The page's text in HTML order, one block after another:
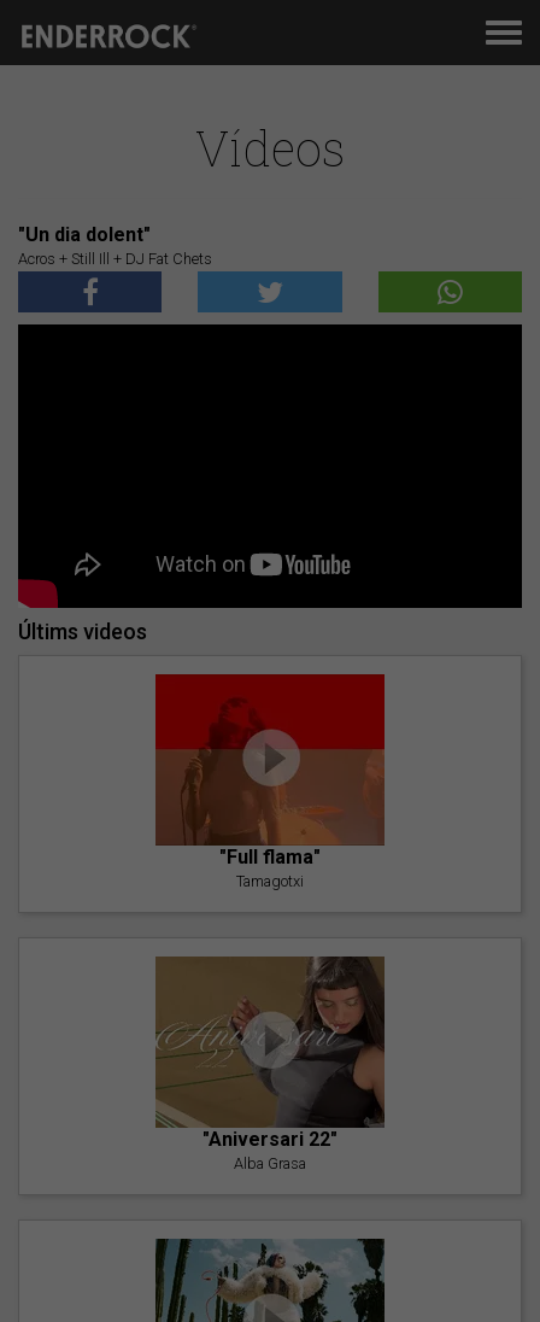
Vídeos
"Un dia dolent"
Acros + Still Ill + DJ Fat Chets
Últims videos
"Full flama"
Tamagotxi
"Aniversari 22"
Alba Grasa